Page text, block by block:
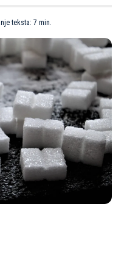
teksta: 7 min.